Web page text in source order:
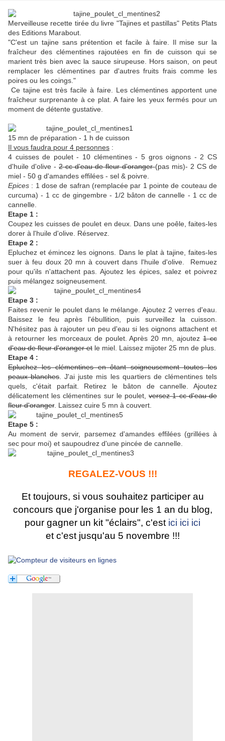
Merveilleuse recette tirée du livre "Tajines et pastillas" Petits Plats
des Editions Marabout.
"C'est un tajine sans prétention et facile à faire. Il mise sur la
fraîcheur des clémentines rajoutées en fin de cuisson qui se
marient très bien avec la sauce sirupeuse. Hors saison, on peut
remplacer les clémentines par d'autres fruits frais comme les
poires ou les coings."
Ce tajine est très facile à faire. Les clémentines apportent une
fraîcheur surprenante à ce plat. A faire les yeux fermés pour un
moment de détente gustative.
15 mn de préparation - 1 h de cuisson
Il vous faudra pour 4 personnes :
4 cuisses de poulet - 10 clémentines - 5 gros oignons - 2 CS
d'huile d'olive - 2 cc d'eau de fleur d'oranger(pas mis)- 2 CS de
miel - 50 g d'amandes effilées - sel & poivre.
Epices : 1 dose de safran (remplacée par 1 pointe de couteau de
curcuma) - 1 cc de gingembre - 1/2 bâton de cannelle - 1 cc de
cannelle.
Etape 1 :
Coupez les cuisses de poulet en deux. Dans une poêle, faites-les
dorer à l'huile d'olive. Réservez.
Etape 2 :
Epluchez et émincez les oignons. Dans le plat à tajine, faites-les
suer à feu doux 20 mn à couvert dans l'huile d'olive. Remuez
pour qu'ils n'attachent pas. Ajoutez les épices, salez et poivrez
puis mélangez soigneusement.
Etape 3 :
Faites revenir le poulet dans le mélange. Ajoutez 2 verres d'eau.
Baissez le feu après l'ébullition, puis surveillez la cuisson.
N'hésitez pas à rajouter un peu d'eau si les oignons attachent et
à retourner les morceaux de poulet. Après 20 mn, ajoutez1 cc
d'eau de fleur d'oranger et le miel. Laissez mijoter 25 mn de plus.
Etape 4 :
Epluchez les clémentines en ôtant soigneusement toutes les
peaux blanches. J'ai juste mis les quartiers de clémentines tels
quels, c'était parfait. Retirez le bâton de cannelle. Ajoutez
délicatement les clémentines sur le poulet,versez 1 cc d'eau de
fleur d'oranger. Laissez cuire 5 mn à couvert.
Etape 5 :
Au moment de servir, parsemez d'amandes effilées (grillées à
sec pour moi) et saupoudrez d'une pincée de cannelle.
REGALEZ-VOUS !!!
Et toujours, si vous souhaitez participer au
concours que j'organise pour les 1 an du blog,
pour gagner un kit "éclairs", c'est ici ici ici
et c'est jusqu'au 5 novembre !!!